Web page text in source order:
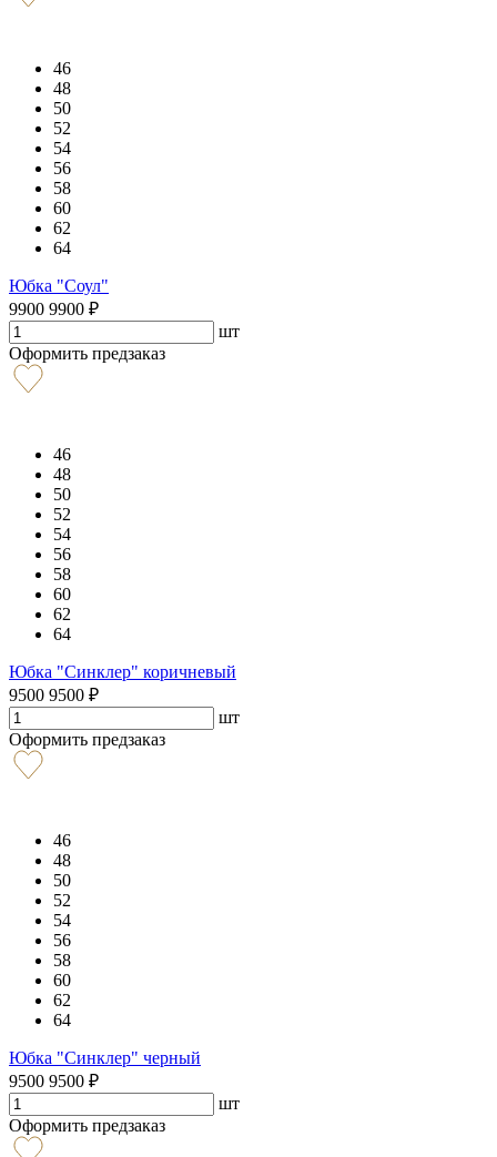
46
48
50
52
54
56
58
60
62
64
Юбка "Соул"
9900 9900 ₽
шт
Оформить предзаказ
46
48
50
52
54
56
58
60
62
64
Юбка "Синклер" коричневый
9500 9500 ₽
шт
Оформить предзаказ
46
48
50
52
54
56
58
60
62
64
Юбка "Синклер" черный
9500 9500 ₽
шт
Оформить предзаказ